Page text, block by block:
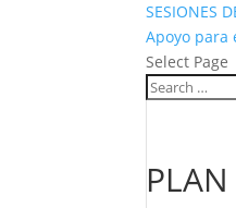
SESIONES
Apoyo para
Select Page